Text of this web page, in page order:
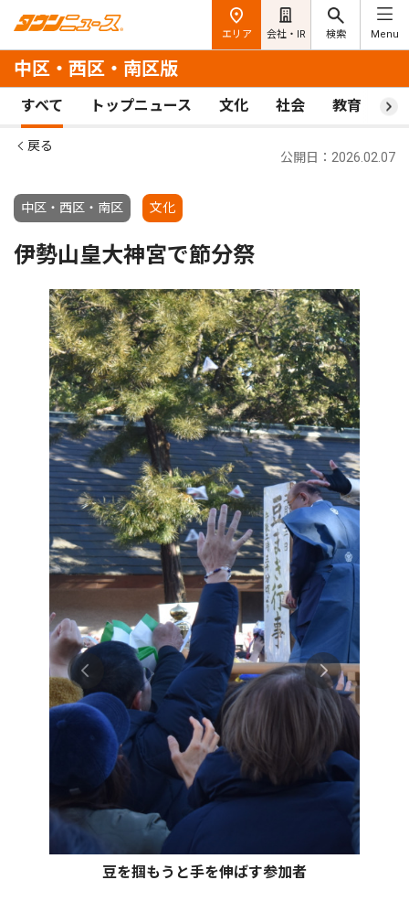
エリア 会社・IR 検索 Menu
中区・西区・南区版
すべて トップニュース 文化 社会 教育 ス
戻る
中区・西区・南区 文化
公開日：2026.02.07
伊勢山皇大神宮で節分祭
豆を掴もうと手を伸ばす参加者